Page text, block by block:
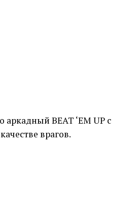
аркадный BEAT ‘EM UP с
врагов.